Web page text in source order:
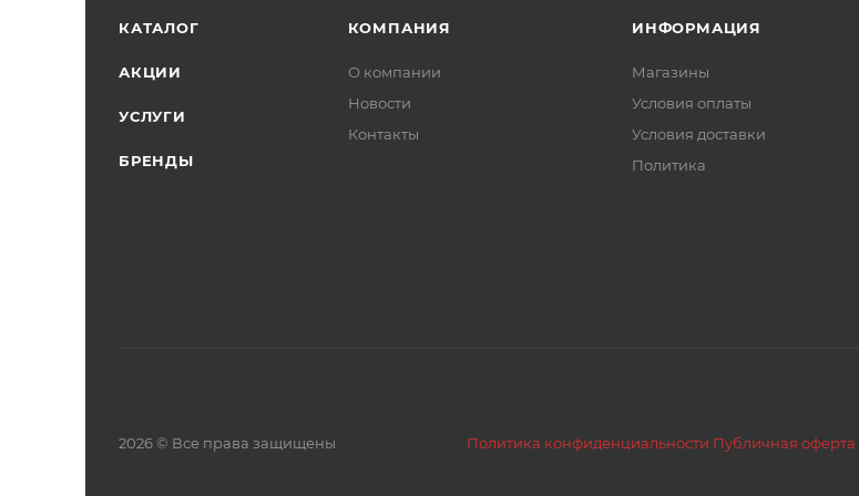
КАТАЛОГ
АКЦИИ
УСЛУГИ
БРЕНДЫ
КОМПАНИЯ
О компании
Новости
Контакты
ИНФОРМАЦИЯ
Магазины
Условия оплаты
Условия доставки
Политика
2026 © Все права защищены Политика конфиденциальности Публичная оферта